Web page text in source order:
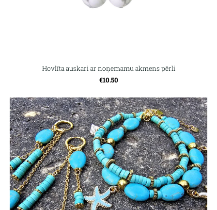
Hovlīta auskari ar noņemamu akmens pērli
€10.50